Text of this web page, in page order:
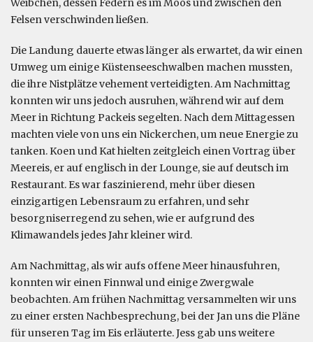
Weibchen, dessen Federn es im Moos und zwischen den
Felsen verschwinden ließen.
Die Landung dauerte etwas länger als erwartet, da wir einen
Umweg um einige Küstenseeschwalben machen mussten,
die ihre Nistplätze vehement verteidigten. Am Nachmittag
konnten wir uns jedoch ausruhen, während wir auf dem
Meer in Richtung Packeis segelten. Nach dem Mittagessen
machten viele von uns ein Nickerchen, um neue Energie zu
tanken. Koen und Kat hielten zeitgleich einen Vortrag über
Meereis, er auf englisch in der Lounge, sie auf deutsch im
Restaurant. Es war faszinierend, mehr über diesen
einzigartigen Lebensraum zu erfahren, und sehr
besorgniserregend zu sehen, wie er aufgrund des
Klimawandels jedes Jahr kleiner wird.
Am Nachmittag, als wir aufs offene Meer hinausfuhren,
konnten wir einen Finnwal und einige Zwergwale
beobachten. Am frühen Nachmittag versammelten wir uns
zu einer ersten Nachbesprechung, bei der Jan uns die Pläne
für unseren Tag im Eis erläuterte. Jess gab uns weitere